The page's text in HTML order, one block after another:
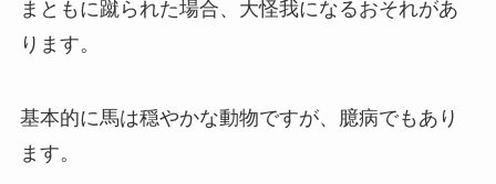
まともに蹴られた場合、大怪我になるおそれがあ
ります。
基本的に馬は穏やかな動物ですが、臆病でもあり
ます。